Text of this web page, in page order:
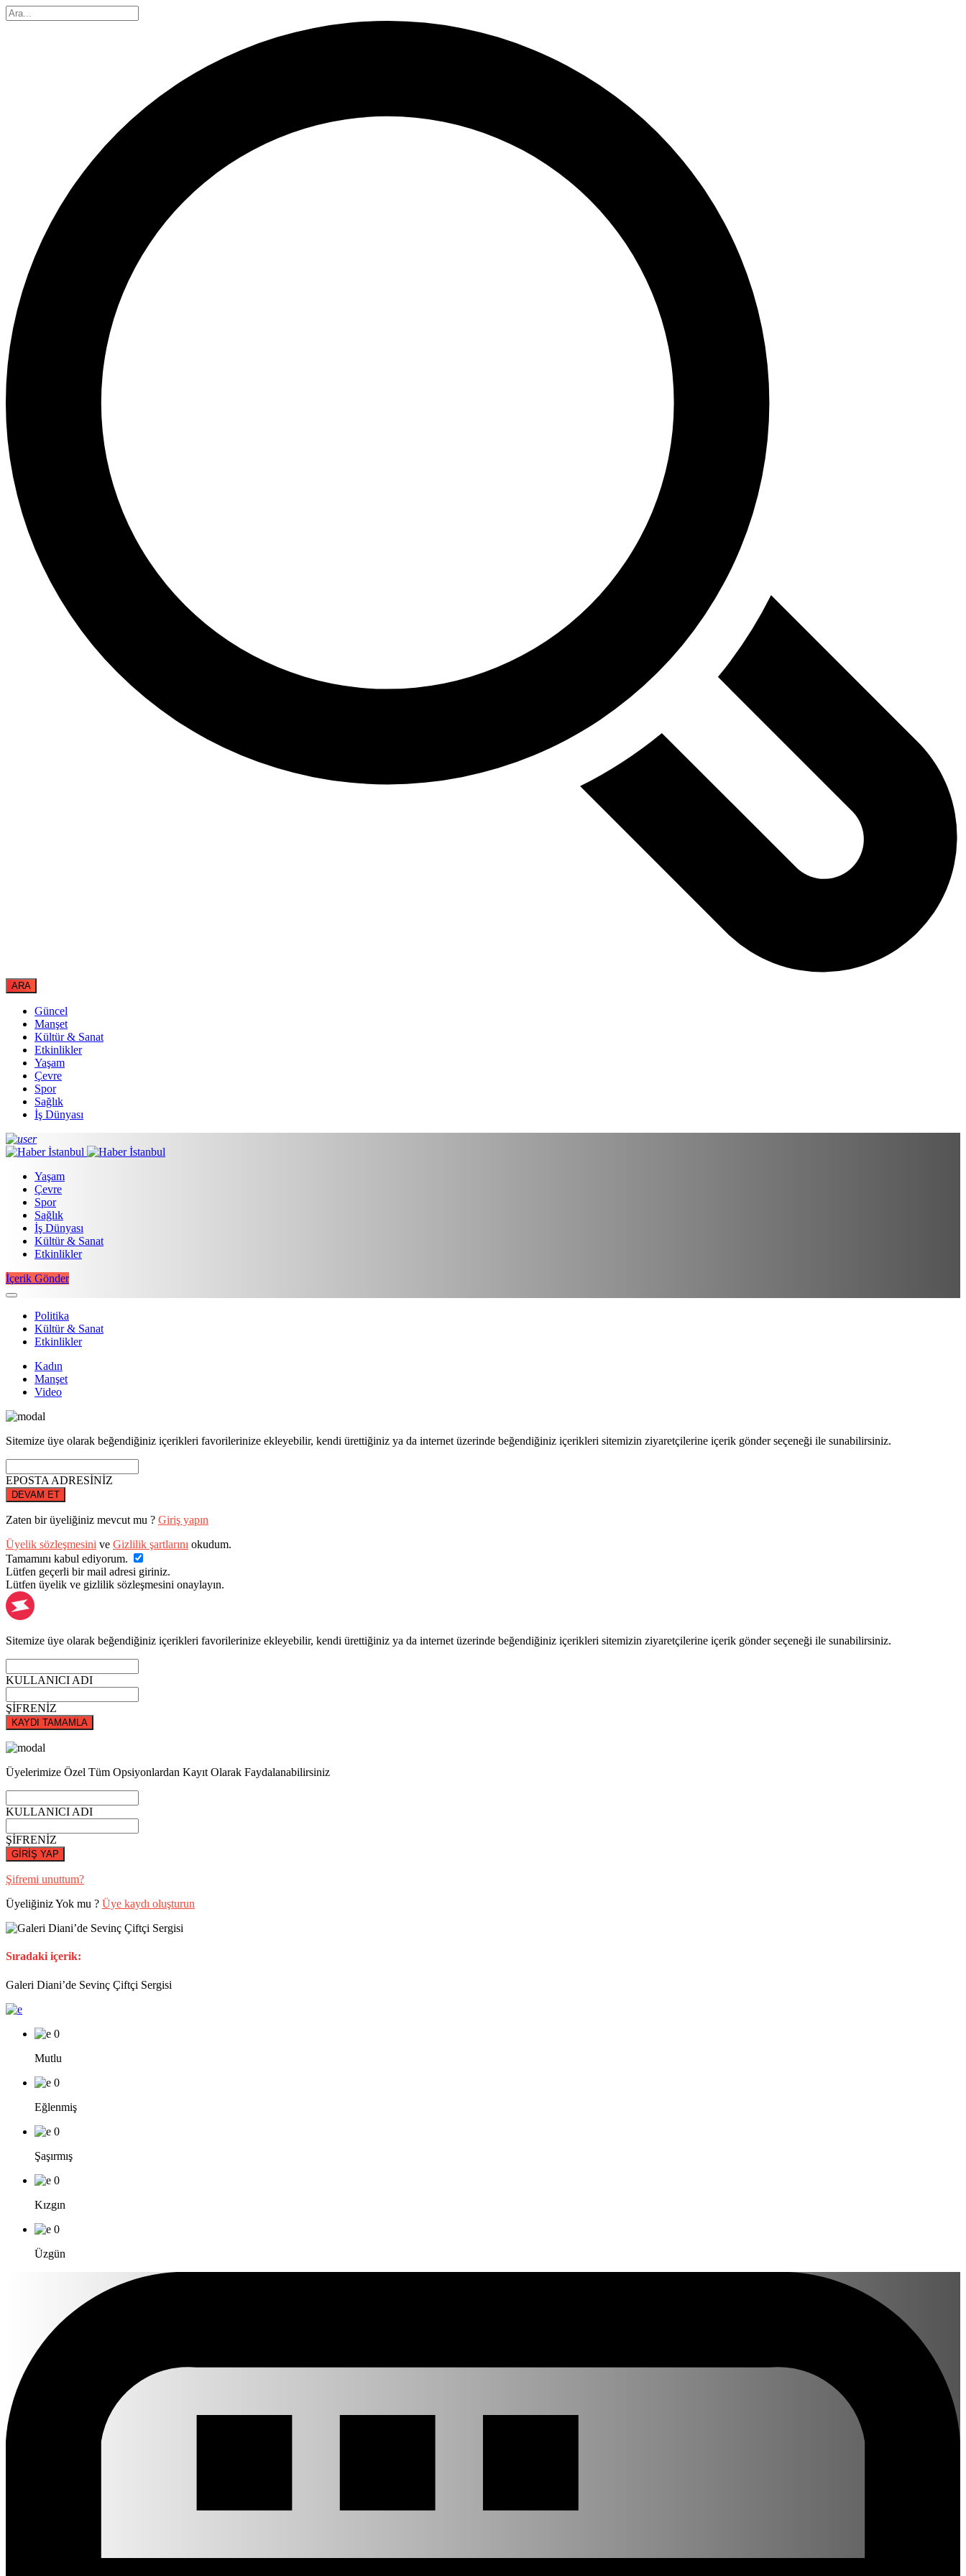
Güncel
Manşet
Kültür & Sanat
Etkinlikler
Yaşam
Çevre
Spor
Sağlık
İş Dünyası
Yaşam
Çevre
Spor
Sağlık
İş Dünyası
Kültür & Sanat
Etkinlikler
İçerik Gönder
Politika
Kültür & Sanat
Etkinlikler
Kadın
Manşet
Video
Sitemize üye olarak beğendiğiniz içerikleri favorilerinize ekleyebilir, kendi ürettiğiniz ya da internet üzerinde beğendiğiniz içerikleri sitemizin ziyaretçilerine içerik gönder seçeneği ile sunabilirsiniz.
EPOSTA ADRESİNİZ
DEVAM ET
Zaten bir üyeliğiniz mevcut mu ? Giriş yapın
Üyelik sözleşmesini ve Gizlilik şartlarını okudum.
Tamamını kabul ediyorum.
Lütfen geçerli bir mail adresi giriniz.
Lütfen üyelik ve gizlilik sözleşmesini onaylayın.
Sitemize üye olarak beğendiğiniz içerikleri favorilerinize ekleyebilir, kendi ürettiğiniz ya da internet üzerinde beğendiğiniz içerikleri sitemizin ziyaretçilerine içerik gönder seçeneği ile sunabilirsiniz.
KULLANICI ADI
ŞİFRENİZ
KAYDI TAMAMLA
Üyelerimize Özel Tüm Opsiyonlardan Kayıt Olarak Faydalanabilirsiniz
KULLANICI ADI
ŞİFRENİZ
GİRİŞ YAP
Şifremi unuttum?
Üyeliğiniz Yok mu ? Üye kaydı oluşturun
Sıradaki içerik:
Galeri Diani’de Sevinç Çiftçi Sergisi
0
Mutlu
0
Eğlenmiş
0
Şaşırmış
0
Kızgın
0
Üzgün